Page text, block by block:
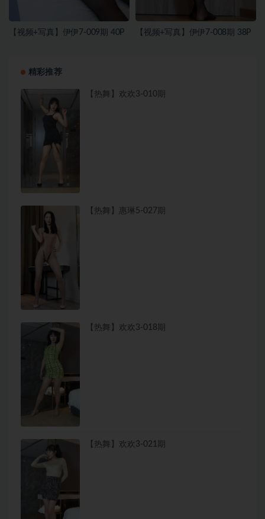
【视频+写真】伊伊7-009期 40P 【视频+写真】伊伊7-008期 38P
精彩推荐
【热舞】欢欢3-010期
【热舞】惠琳5-027期
【热舞】欢欢3-018期
【热舞】欢欢3-021期